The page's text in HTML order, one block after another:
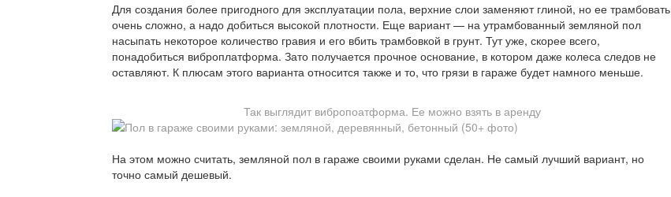
Для создания более пригодного для эксплуатации пола, верхние слои заменяют глиной, но ее трамбовать
очень сложно, а надо добиться высокой плотности. Еще вариант — на утрамбованный земляной пол
насыпать некоторое количество гравия и его вбить трамбовкой в грунт. Тут уже, скорее всего,
понадобиться виброплатформа. Зато получается прочное основание, в котором даже колеса следов не
оставляют. К плюсам этого варианта относится также и то, что грязи в гараже будет намного меньше.
Так выглядит вибропоатформа. Ее можно взять в аренду
На этом можно считать, земляной пол в гараже своими руками сделан. Не самый лучший вариант, но
точно самый дешевый.